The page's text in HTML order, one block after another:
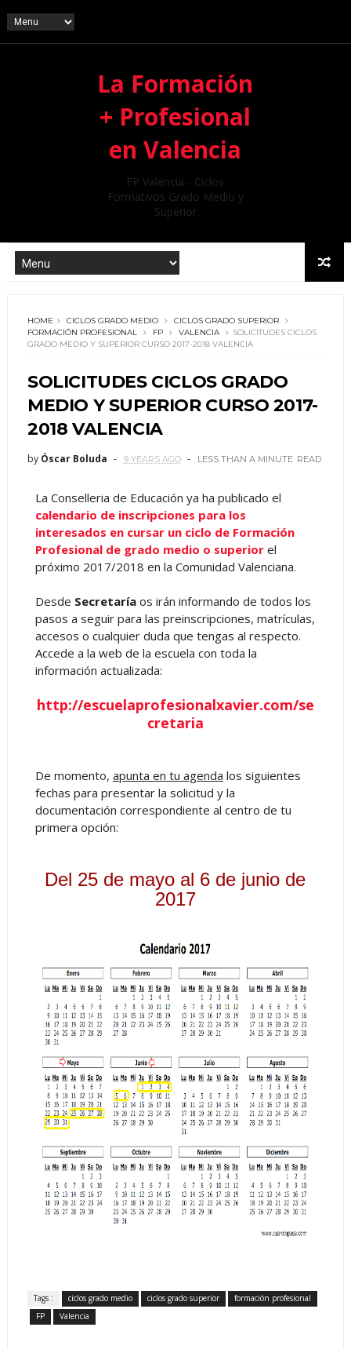
La Formación
+ Profesional
en Valencia
FP Valencia - Ciclos
Formativos Grado Medio y
Superior
HOME CICLOS GRADO MEDIO
CICLOS GRADO SUPERIOR
FORMACIÓN PROFESIONAL
FP VALENCIA
SOLICITUDES CICLOS
GRADO MEDIO Y SUPERIOR CURSO 2017-2018 VALENCIA
SOLICITUDES CICLOS GRADO
MEDIO Y SUPERIOR CURSO 2017-
2018 VALENCIA
by Óscar Boluda 9 YEARS AGO LESS THAN A MINUTE READ
La Conselleria de Educación ya ha publicado el
calendario de inscripciones para los
interesados en cursar un ciclo de Formación
Profesional de grado medio o superiorel
próximo 2017/2018 en la Comunidad Valenciana.
Desde Secretaría os irán informando de todos los
pasos a seguir para las preinscripciones, matrículas,
accesos o cualquier duda que tengas al respecto.
Accede a la web de la escuela con toda la
información actualizada:
http://escuelaprofesionalxavier.com/se
cretaria
De momento, apunta en tu agenda los siguientes
fechas para presentar la solicitud y la
documentación correspondiente al centro de tu
primera opción:
Del 25 de mayo al 6 de junio de
2017
Tags : ciclos grado medio ciclos grado superior
formación profesional
FP
Valencia